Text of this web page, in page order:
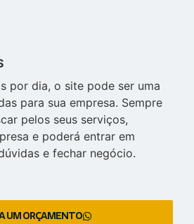
por dia, o site pode ser uma
para sua empresa. Sempre
pelos seus serviços,
e poderá entrar em
e fechar negócio.
UM ORÇAMENTO